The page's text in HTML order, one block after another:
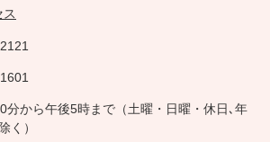
分から午後5時まで（土曜・日曜・休日､年
く）